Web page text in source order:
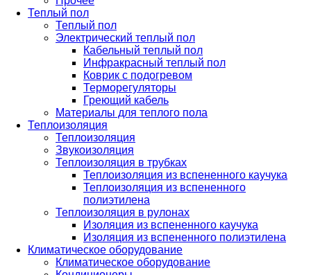
Теплый пол
Теплый пол
Электрический теплый пол
Кабельный теплый пол
Инфракрасный теплый пол
Коврик с подогревом
Терморегуляторы
Греющий кабель
Материалы для теплого пола
Теплоизоляция
Теплоизоляция
Звукоизоляция
Теплоизоляция в трубках
Теплоизоляция из вспененного каучука
Теплоизоляция из вспененного
полиэтилена
Теплоизоляция в рулонах
Изоляция из вспененного каучука
Изоляция из вспененного полиэтилена
Климатическое оборудование
Климатическое оборудование